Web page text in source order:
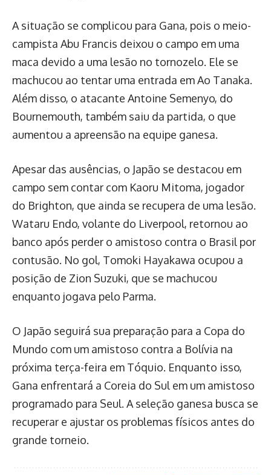
A situação se complicou para Gana, pois o meio-
campista Abu Francis deixou o campo em uma
maca devido a uma lesão no tornozelo. Ele se
machucou ao tentar uma entrada em Ao Tanaka.
Além disso, o atacante Antoine Semenyo, do
Bournemouth, também saiu da partida, o que
aumentou a apreensão na equipe ganesa.
Apesar das ausências, o Japão se destacou em
campo sem contar com Kaoru Mitoma, jogador
do Brighton, que ainda se recupera de uma lesão.
Wataru Endo, volante do Liverpool, retornou ao
banco após perder o amistoso contra o Brasil por
contusão. No gol, Tomoki Hayakawa ocupou a
posição de Zion Suzuki, que se machucou
enquanto jogava pelo Parma.
O Japão seguirá sua preparação para a Copa do
Mundo com um amistoso contra a Bolívia na
próxima terça-feira em Tóquio. Enquanto isso,
Gana enfrentará a Coreia do Sul em um amistoso
programado para Seul. A seleção ganesa busca se
recuperar e ajustar os problemas físicos antes do
grande torneio.